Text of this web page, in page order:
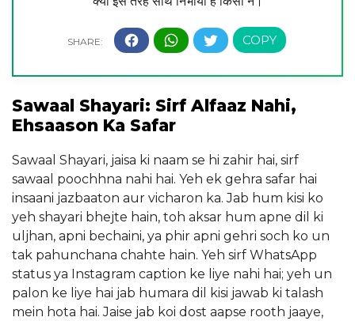
Sawaal Shayari: Sirf Alfaaz Nahi,
Ehsaason Ka Safar
Sawaal Shayari, jaisa ki naam se hi zahir hai, sirf
sawaal poochhna nahi hai. Yeh ek gehra safar hai
insaani jazbaaton aur vicharon ka. Jab hum kisi ko
yeh shayari bhejte hain, toh aksar hum apne dil ki
uljhan, apni bechaini, ya phir apni gehri soch ko un
tak pahunchana chahte hain. Yeh sirf WhatsApp
status ya Instagram caption ke liye nahi hai; yeh un
palon ke liye hai jab humara dil kisi jawab ki talash
mein hota hai. Jaise jab koi dost aapse rooth jaaye,